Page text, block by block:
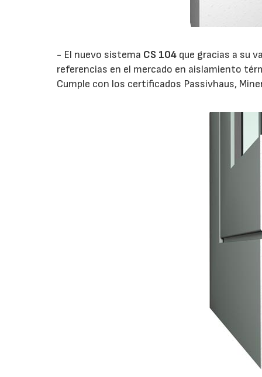
- El nuevo sistema CS 104 que gracias a su
referencias en el mercado en aislamiento
Cumple con los certificados Passivhaus,